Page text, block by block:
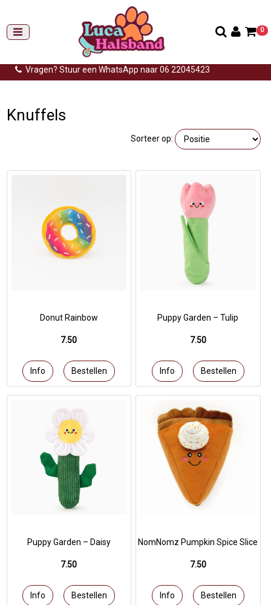
Gemiddelde levertijd: 3 tot 14 werkdagen
Gratis verzending (NL) vanaf €99,-
Vragen? Stuur een WhatsApp naar 06 22045423
0
Knuffels
Sorteer op:
Donut Rainbow
7.50
Puppy Garden – Tulip
7.50
Puppy Garden – Daisy
7.50
NomNomz Pumpkin Spice Slice
7.50